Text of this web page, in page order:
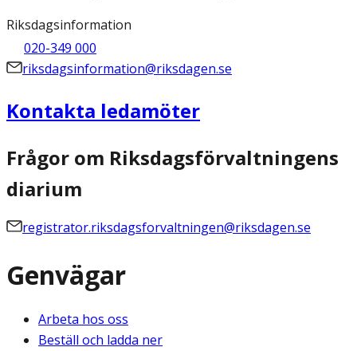
Riksdagsinformation
020-349 000
riksdagsinformation@riksdagen.se
Kontakta ledamöter
Frågor om Riksdagsförvaltningens
diarium
registrator.riksdagsforvaltningen@riksdagen.se
Genvägar
Arbeta hos oss
Beställ och ladda ner